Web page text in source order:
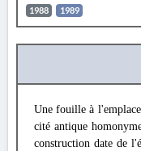
1988 1989
Une fouille à
cité antique
construction date de